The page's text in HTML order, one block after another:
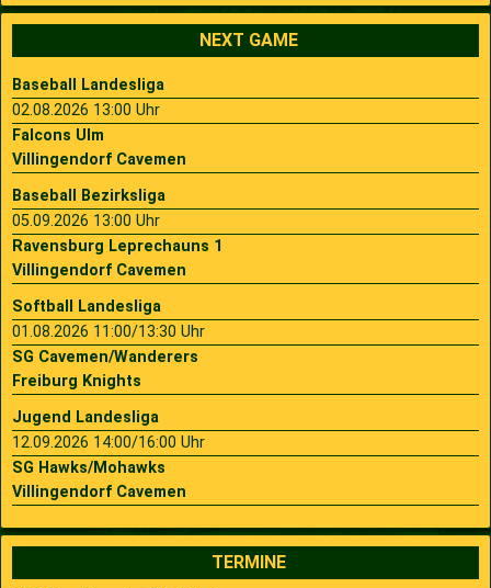
NEXT GAME
Baseball Landesliga
02.08.2026 13:00 Uhr
Falcons Ulm
Villingendorf Cavemen
Baseball Bezirksliga
05.09.2026 13:00 Uhr
Ravensburg Leprechauns 1
Villingendorf Cavemen
Softball Landesliga
01.08.2026 11:00/13:30 Uhr
SG Cavemen/Wanderers
Freiburg Knights
Jugend Landesliga
12.09.2026 14:00/16:00 Uhr
SG Hawks/Mohawks
Villingendorf Cavemen
TERMINE